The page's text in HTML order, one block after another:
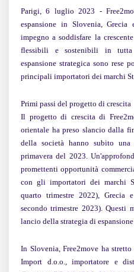
Parigi, 6 luglio 2023 -
espansione in Slovenia,
impegno a soddisfare la
flessibili e sostenibili in tutta
espansione strategica sono rese
principali importatori dei marchi
Primi passi del progetto di crescita
Il progetto di crescita di
orientale ha preso slancio dalla
della società hanno subito una
primavera del 2023.
promettenti opportunità
con gli importatori dei marchi
quarto trimestre 2022), Grecia
secondo trimestre 2023).
lancio della strategia di espansione
In Slovenia, Free2move ha
Import d.o.o., importatore e